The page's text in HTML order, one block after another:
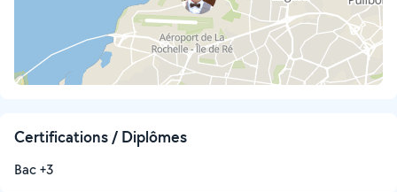
Certifications / Diplômes
Bac +3